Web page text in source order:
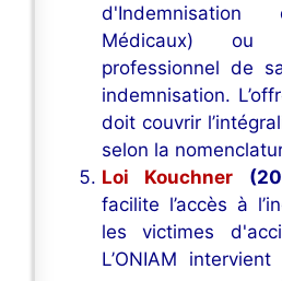
Médicaux) ou
professionnel de
indemnisation.
doit couvrir
selon la
Loi Kouchner
facilite l’accès à
les victimes
L’ONIAM